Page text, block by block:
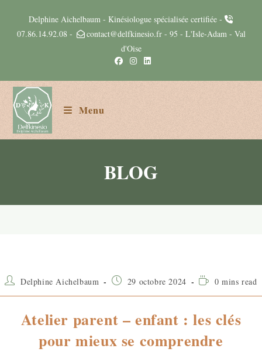
Delphine Aichelbaum - Kinésiologue spécialisée certifiée -
07.86.14.92.08- contact@delfkinesio.fr- 95 - L'Isle-Adam - Val
d'Oise
Menu
BLOG
Delphine Aichelbaum 29 octobre 2024 0 mins read
Atelier parent – enfant : les clés
pour mieux se comprendre